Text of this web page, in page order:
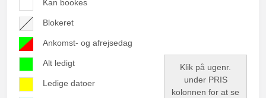
Kan bookes
Blokeret
Ankomst- og afrejsedag
Alt ledigt
Ledige datoer
Klik på ugenr.
under PRIS
kolonnen for at se